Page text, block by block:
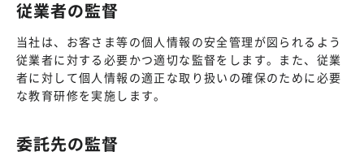
従業者の監督
当社は、お客さま等の個人情報の安全管理が図られるよう
従業者に対する必要かつ適切な監督をします。また、従業
者に対して個人情報の適正な取り扱いの確保のために必要
な教育研修を実施します。
委託先の監督